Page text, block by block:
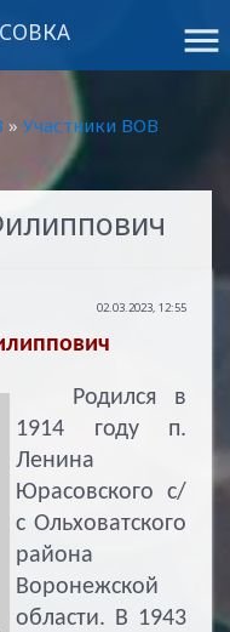
menu
» Участники ВОВ
02.03.2023, 12:55
Родился в
1914 году п.
Ленина
Юрасовского с/
с Ольховатского
района
Воронежской
области. В 1943